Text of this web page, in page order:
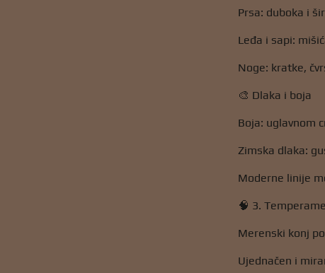
Prsa: duboka i
Leđa i sapi:
Noge: kratke,
🎨 Dlaka i boja
Boja: uglavnom
Zimska dlaka:
Moderne linije
🧠 3.
Merenski konj
Ujednačen i